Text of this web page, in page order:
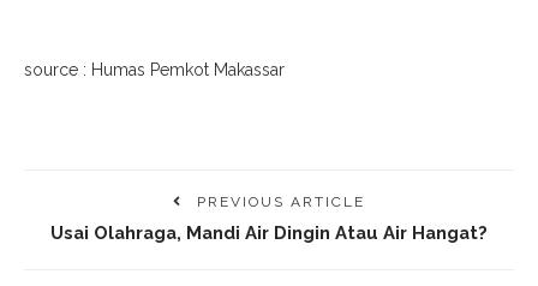
source : Humas Pemkot Makassar
PREVIOUS ARTICLE
Usai Olahraga, Mandi Air Dingin Atau Air Hangat?